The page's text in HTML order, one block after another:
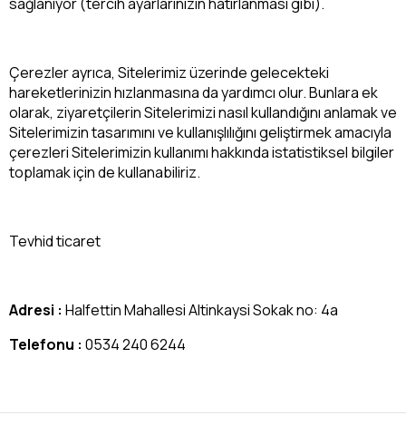
Çerezler ayrıca, Sitelerimiz üzerinde gelecekteki
hareketlerinizin hızlanmasına da yardımcı olur. Bunlara ek
olarak, ziyaretçilerin Sitelerimizi nasıl kullandığını anlamak ve
Sitelerimizin tasarımını ve kullanışlılığını geliştirmek amacıyla
çerezleri Sitelerimizin kullanımı hakkında istatistiksel bilgiler
toplamak için de kullanabiliriz.
Tevhid ticaret
Adresi : Halfettin Mahallesi Altinkaysi Sokak no: 4a
Telefonu : 0534 240 6244